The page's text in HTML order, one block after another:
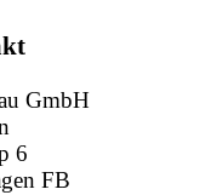
GmbH
6
FB